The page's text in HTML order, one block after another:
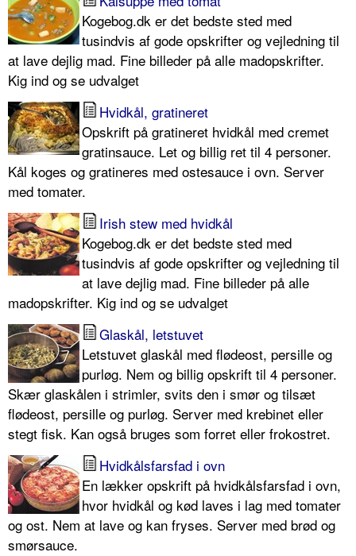
Kogebog.dk er det bedste sted med
tusindvis af gode opskrifter og vejledning til
at lave dejlig mad. Fine billeder på alle madopskrifter.
Kig ind og se udvalget
Hvidkål, gratineret
Opskrift på gratineret hvidkål med cremet
gratinsauce. Let og billig ret til 4 personer.
Kål koges og gratineres med ostesauce i ovn. Server
med tomater.
Irish stew med hvidkål
Kogebog.dk er det bedste sted med
tusindvis af gode opskrifter og vejledning til
at lave dejlig mad. Fine billeder på alle
madopskrifter. Kig ind og se udvalget
Glaskål, letstuvet
Letstuvet glaskål med flødeost, persille og
purløg. Nem og billig opskrift til 4 personer.
Skær glaskålen i strimler, svits den i smør og tilsæt
flødeost, persille og purløg. Server med krebinet eller
stegt fisk. Kan også bruges som forret eller frokostret.
Hvidkålsfarsfad i ovn
En lækker opskrift på hvidkålsfarsfad i ovn,
hvor hvidkål og kød laves i lag med tomater
og ost. Nem at lave og kan fryses. Server med brød og
smørsauce.